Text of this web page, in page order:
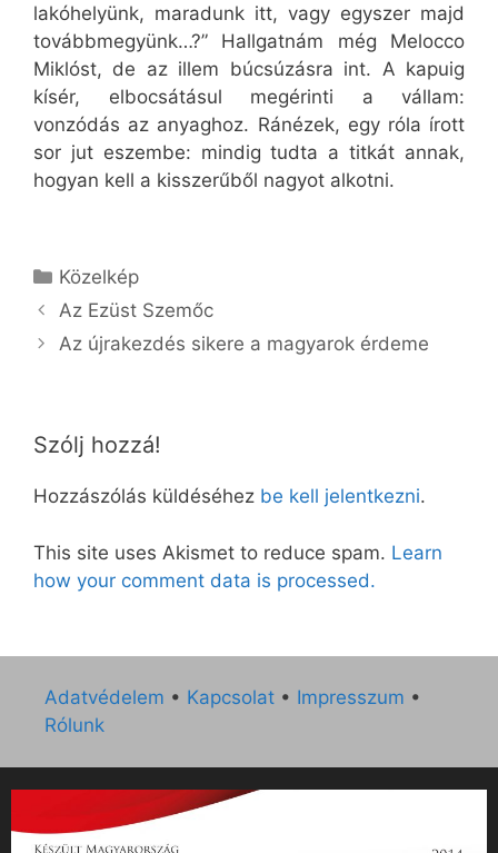
lakóhelyünk, maradunk itt, vagy egyszer majd
továbbmegyünk…?” Hallgatnám még Melocco
Miklóst, de az illem búcsúzásra int. A kapuig
kísér, elbocsátásul megérinti a vállam:
vonzódás az anyaghoz. Ránézek, egy róla írott
sor jut eszembe: mindig tudta a titkát annak,
hogyan kell a kisszerűből nagyot alkotni.
Kategória
Közelkép
Az Ezüst Szemőc
Az újrakezdés sikere a magyarok érdeme
Szólj hozzá!
Hozzászólás küldéséhez be kell jelentkezni.
This site uses Akismet to reduce spam. Learn
how your comment data is processed.
Adatvédelem • Kapcsolat • Impresszum •
Rólunk